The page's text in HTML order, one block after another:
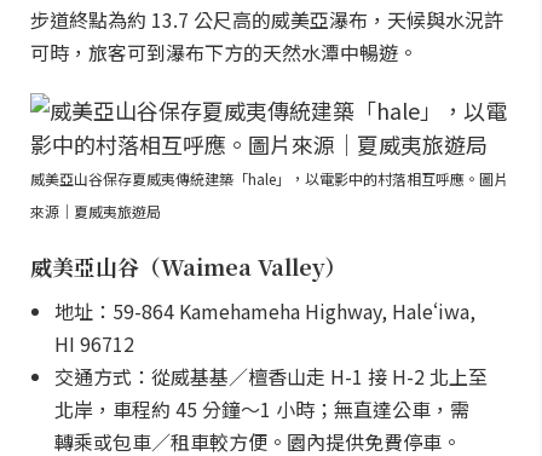
步道終點為約 13.7 公尺高的威美亞瀑布，天候與水況許
可時，旅客可到瀑布下方的天然水潭中暢遊。
威美亞山谷保存夏威夷傳統建築「hale」，以電影中的村落相互呼應。圖片
來源｜夏威夷旅遊局
威美亞山谷（Waimea Valley）
地址：59-864 Kamehameha Highway, Haleʻiwa,
HI 96712
交通方式：從威基基／檀香山走 H-1 接 H-2 北上至
北岸，車程約 45 分鐘～1 小時；無直達公車，需
轉乘或包車／租車較方便。園內提供免費停車。